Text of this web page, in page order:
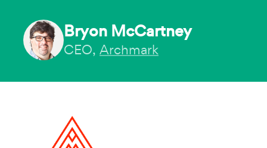
Bryon McCartney
CEO, Archmark